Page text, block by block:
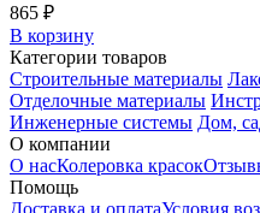
865 ₽
В корзину
Категории товаров
Строительные материалы
Отделочные материалы
Инженерные системы Дом,
О компании
О насКолеровка красок
Помощь
Доставка и оплатаУсловия